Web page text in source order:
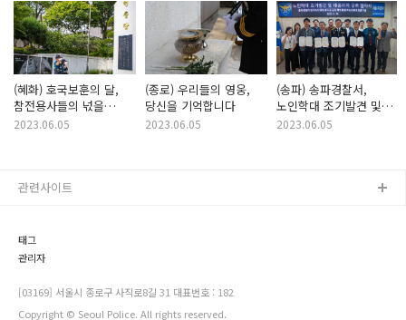
(혜화) 호국보훈의 달,
참전용사들의 넋을
기리며
2023.06.05
(종로) 우리들의 영웅,
당신을 기억합니다
2023.06.05
(송파) 송파경찰서,
노인학대 조기발견 및
대응체계 구축을 위한
2023.06.05
태그
관리자
[03169] 서울시 종로구 사직로8길 31 대표번호 : 182
Copyright © Seoul Police. All rights reserved.
관련사이트